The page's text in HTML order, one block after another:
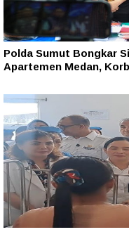
Polda Sumut Bongkar
Apartemen Medan,